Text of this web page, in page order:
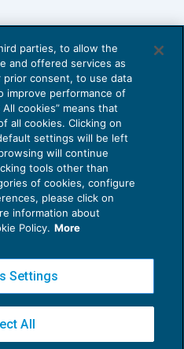
aperta la
delle
parties, to allow the
and offered services as
consent, to use data
improve performance of
cookies” means that
all cookies. Clicking on
settings will be left
will continue
tools other than
of cookies, configure
please click on
information about
Policy. More
Settings
All